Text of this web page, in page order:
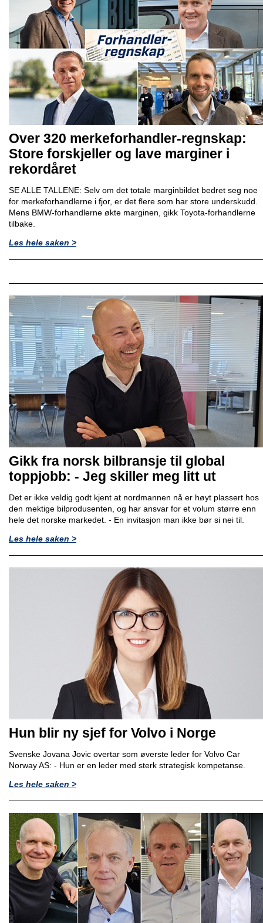
Over 320 merkeforhandler-regnskap:
Store forskjeller og lave marginer i
rekordåret
SE ALLE TALLENE: Selv om det totale marginbildet bedret seg noe
for merkeforhandlerne i fjor, er det flere som har store underskudd.
Mens BMW-forhandlerne økte marginen, gikk Toyota-forhandlerne
tilbake.
Les hele saken >
Gikk fra norsk bilbransje til global
toppjobb: - Jeg skiller meg litt ut
Det er ikke veldig godt kjent at nordmannen nå er høyt plassert hos
den mektige bilprodusenten, og har ansvar for et volum større enn
hele det norske markedet. - En invitasjon man ikke bør si nei til.
Les hele saken >
Hun blir ny sjef for Volvo i Norge
Svenske Jovana Jovic overtar som øverste leder for Volvo Car
Norway AS: - Hun er en leder med sterk strategisk kompetanse.
Les hele saken >